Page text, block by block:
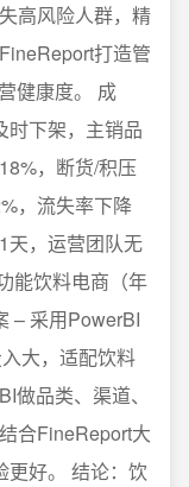
高风险人群，精
打造管
健康度。 成
时下架，主销品
，断货/积压
，流失率下降
天，运营团队无
能饮料电商（年
– 采用PowerBI
大，适配饮料
做品类、渠道、
合FineReport大
更好。 结论：饮